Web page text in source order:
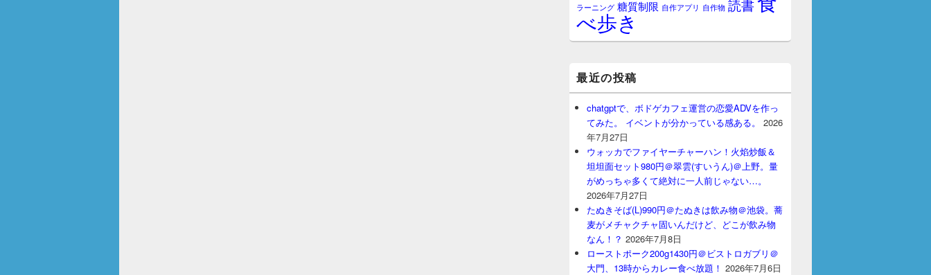
ラーニング 糖質制限 自作アプリ 自作物 読書
べ歩き
最近の投稿
chatgptで、ボドゲカフェ運営の恋愛ADVを作っ
てみた。 イベントが分かっている感ある。
2026
年7月27日
ウォッカでファイヤーチャーハン！火焰炒飯＆
坦坦面セット980円＠翠雲(すいうん)＠上野。量
がめっちゃ多くて絶対に一人前じゃない…。
2026年7月27日
たぬきそば(L)990円＠たぬきは飲み物＠池袋。蕎
麦がメチャクチャ固いんだけど、どこが飲み物
なん！？ 2026年7月8日
ローストポーク200g1430円＠ビストロガブリ＠
大門、13時からカレー食べ放題！ 2026年7月6日